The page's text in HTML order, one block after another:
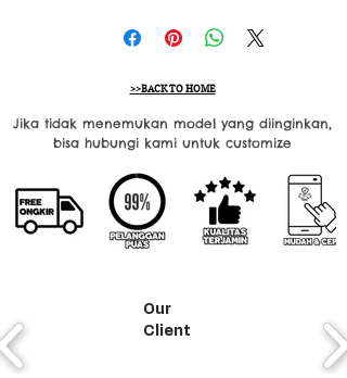
>>BACK TO HOME
Jika tidak menemukan model yang diinginkan,
bisa hubungi kami untuk customize
Our
Client